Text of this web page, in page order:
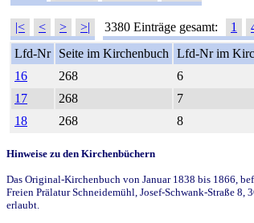
|< < > >| 3380 Einträge gesamt: 1
Lfd-Nr
Seite im Kirchenbuch Lfd-Nr im
16
268 6
17
268 7
18
268 8
Hinweise zu den Kirchenbüchern
Das Original-Kirchenbuch von Januar 1838 bis 1866,
Freien Prälatur Schneidemühl, Josef-Schwank-Straße
erlaubt.